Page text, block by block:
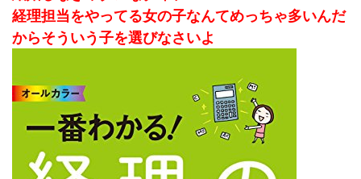
経理担当をやってる女の子なんてめっちゃ多いんだ
からそういう子を選びなさいよ